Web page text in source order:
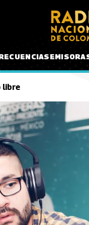
libre